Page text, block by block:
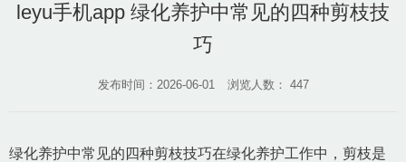
leyu手机app 绿化养护中常见的四种剪枝技
巧
发布时间：2026-06-01 浏览人数： 447
绿化养护中常见的四种剪枝技巧在绿化养护工作中，剪枝是